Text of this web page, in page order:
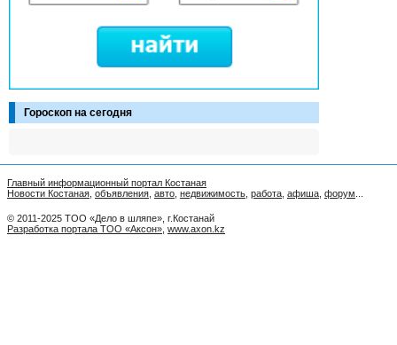
Гороскоп на сегодня
Главный информационный портал Костаная
Новости Костаная объявления авто недвижимость работа афиша форум
© 2011-2025 ТОО «Дело в шляпе», г.Костанай
Разработка портала ТОО «Аксон» www.axon.kz